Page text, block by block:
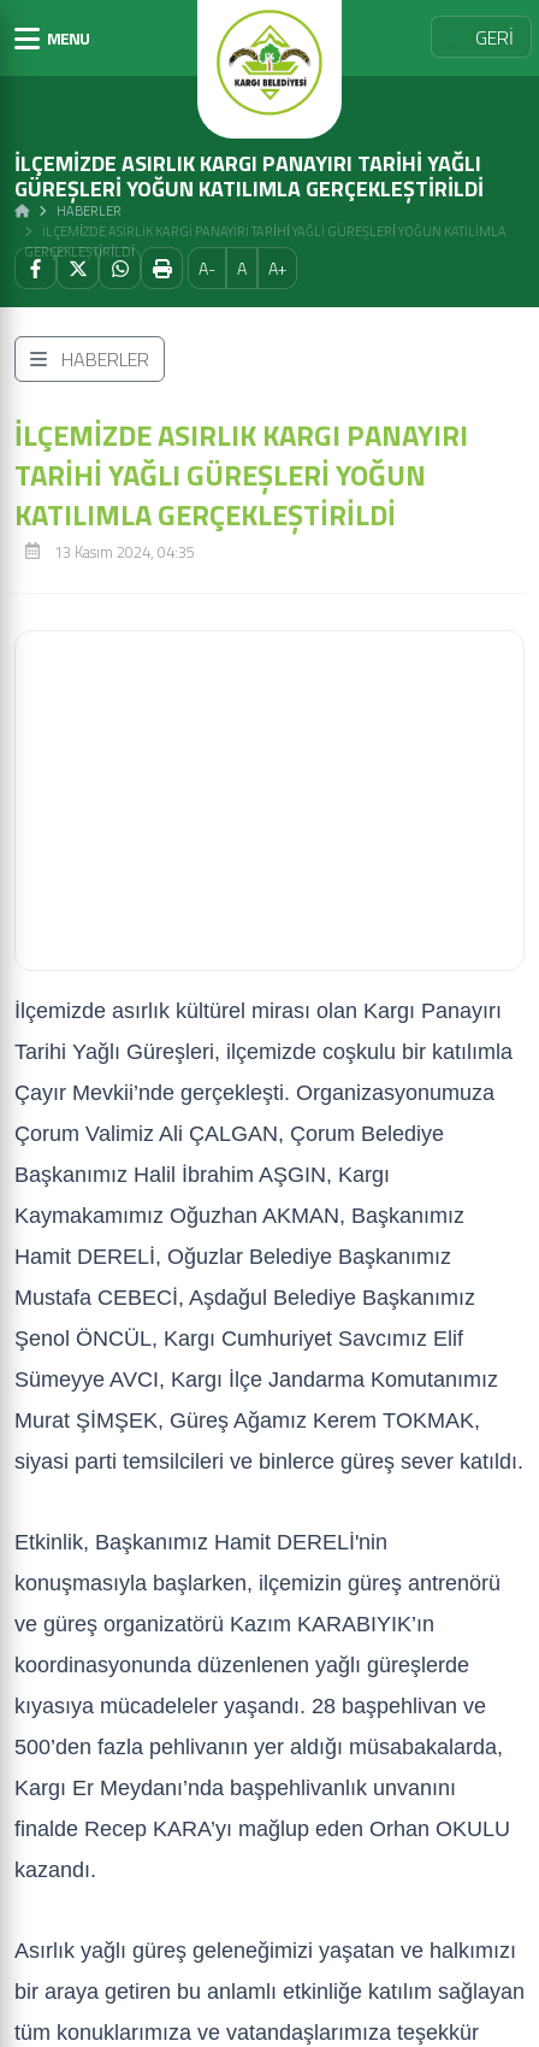
MENU
İLÇEMİZDE ASIRLIK KARGI PANAYIRI TARİHİ YAĞLI
GÜREŞLERİ YOĞUN KATILIMLA GERÇEKLEŞTİRİLDİ
HABERLER
İLÇEMİZDE ASIRLIK KARGI PANAYIRI TARİHİ YAĞLI GÜREŞLERİ YOĞUN KATILIMLA
GERÇEKLEŞTİRİLDİ
A- A A+
GERİ
HABERLER
İLÇEMİZDE ASIRLIK KARGI PANAYIRI
TARİHİ YAĞLI GÜREŞLERİ YOĞUN
KATILIMLA GERÇEKLEŞTİRİLDİ
13 Kasım 2024, 04:35
İlçemizde asırlık kültürel mirası olan Kargı Panayırı
Tarihi Yağlı Güreşleri, ilçemizde coşkulu bir katılımla
Çayır Mevkii’nde gerçekleşti. Organizasyonumuza
Çorum Valimiz Ali ÇALGAN, Çorum Belediye
Başkanımız Halil İbrahim AŞGIN, Kargı
Kaymakamımız Oğuzhan AKMAN, Başkanımız
Hamit DERELİ, Oğuzlar Belediye Başkanımız
Mustafa CEBECİ, Aşdağul Belediye Başkanımız
Şenol ÖNCÜL, Kargı Cumhuriyet Savcımız Elif
Sümeyye AVCI, Kargı İlçe Jandarma Komutanımız
Murat ŞİMŞEK, Güreş Ağamız Kerem TOKMAK,
siyasi parti temsilcileri ve binlerce güreş sever katıldı.
Etkinlik, Başkanımız Hamit DERELİ'nin
konuşmasıyla başlarken, ilçemizin güreş antrenörü
ve güreş organizatörü Kazım KARABIYIK’ın
koordinasyonunda düzenlenen yağlı güreşlerde
kıyasıya mücadeleler yaşandı. 28 başpehlivan ve
500’den fazla pehlivanın yer aldığı müsabakalarda,
Kargı Er Meydanı’nda başpehlivanlık unvanını
finalde Recep KARA’yı mağlup eden Orhan OKULU
kazandı.
Asırlık yağlı güreş geleneğimizi yaşatan ve halkımızı
bir araya getiren bu anlamlı etkinliğe katılım sağlayan
tüm konuklarımıza ve vatandaşlarımıza teşekkür